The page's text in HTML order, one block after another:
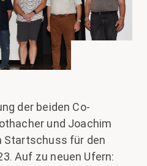
der beiden Co-
und Joachim
Startschuss für den
Auf zu neuen Ufern: